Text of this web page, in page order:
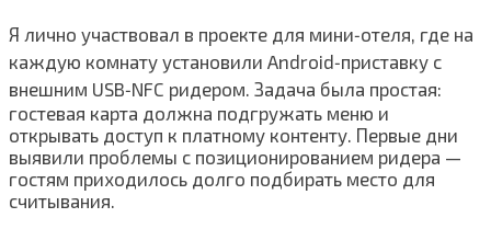
Я лично участвовал в проекте для мини‑отеля, где на
каждую комнату установили Android‑приставку с
внешним USB‑NFC ридером. Задача была простая:
гостевая карта должна подгружать меню и
открывать доступ к платному контенту. Первые дни
выявили проблемы с позиционированием ридера —
гостям приходилось долго подбирать место для
считывания.